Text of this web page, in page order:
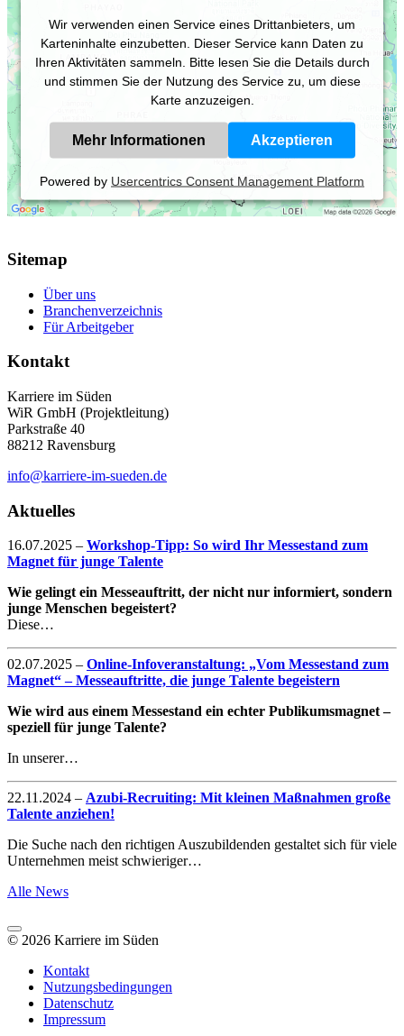
Wir verwenden einen Service eines Drittanbieters, um
Karteninhalte einzubetten. Dieser Service kann Daten zu
Ihren Aktivitäten sammeln. Bitte lesen Sie die Details durch
und stimmen Sie der Nutzung des Service zu, um diese
Karte anzuzeigen.
Mehr Informationen Akzeptieren
Powered by Usercentrics Consent Management Platform
Sitemap
Über uns
Branchenverzeichnis
Für Arbeitgeber
Kontakt
Karriere im Süden
WiR GmbH (Projektleitung)
Parkstraße 40
88212 Ravensburg
info@karriere-im-sueden.de
Aktuelles
16.07.2025 – Workshop-Tipp: So wird Ihr Messestand zum
Magnet für junge Talente
Wie gelingt ein Messeauftritt, der nicht nur informiert, sondern
junge Menschen begeistert?
Diese…
02.07.2025 – Online-Infoveranstaltung: „Vom Messestand zum
Magnet“ – Messeauftritte, die junge Talente begeistern
Wie wird aus einem Messestand ein echter Publikumsmagnet –
speziell für junge Talente?
In unserer…
22.11.2024 – Azubi-Recruiting: Mit kleinen Maßnahmen große
Talente anziehen!
Die Suche nach den richtigen Auszubildenden gestaltet sich für viele
Unternehmen meist schwieriger…
Alle News
© 2026 Karriere im Süden
Kontakt
Nutzungsbedingungen
Datenschutz
Impressum